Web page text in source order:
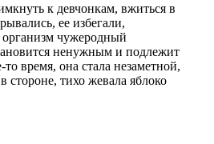
к девчонкам, вжиться в
ее избегали,
организм чужеродный
ненужным и подлежит
время, она стала незаметной,
стороне, тихо жевала яблоко